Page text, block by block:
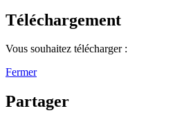
Téléchargement
Vous souhaitez télécharger :
Fermer
Partager